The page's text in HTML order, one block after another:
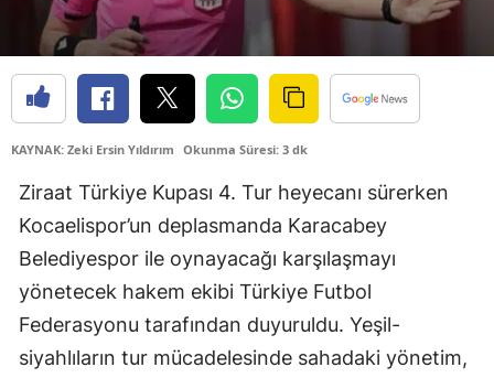
Elazığ
Erzurum
Eskişehir
Gaziantep
Giresun
Gümüşhane
KAYNAK: Zeki Ersin Yıldırım Okunma Süresi: 3 dk
Ziraat Türkiye Kupası 4. Tur heyecanı sürerken
Kocaelispor’un deplasmanda Karacabey
Belediyespor ile oynayacağı karşılaşmayı
yönetecek hakem ekibi Türkiye Futbol
Federasyonu tarafından duyuruldu. Yeşil-
siyahlıların tur mücadelesinde sahadaki yönetim,